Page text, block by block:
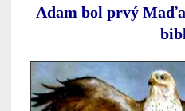
Adam bol prvý